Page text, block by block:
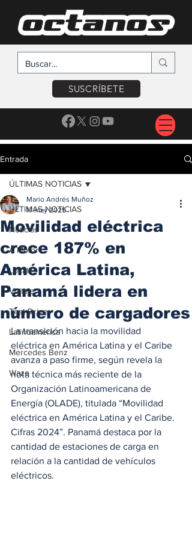
SUSCRÍBETE
Entrada
ÚLTIMAS NOTICIAS
Noticias
A Motor
Locales
Voltaje
Test Drive
Latinoamérica
Mercedes Benz
Waze
ÚLTIMAS NOTICIAS
Movilidad eléctrica
crece 187% en
América Latina,
Panamá lidera en
número de cargadores
Mario Andrés Muñoz
17 may 2025
La transición hacia la movilidad
eléctrica en América Latina y el Caribe
avanza a paso firme, según revela la
nota técnica más reciente de la
Organización Latinoamericana de
Energía (OLADE), titulada “Movilidad
eléctrica en América Latina y el Caribe.
Cifras 2024”. Panamá destaca por la
cantidad de estaciones de carga en
relación a la cantidad de vehículos
eléctricos.